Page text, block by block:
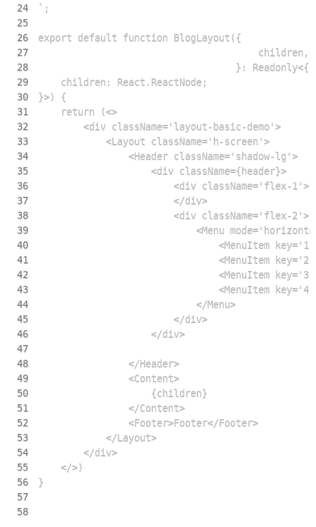
24
25
26
27
28
29
30
31
    return (<>
32
        <div className='layout-basic-demo'>
33
            <Layout className='h-screen'>
34
                <Header className='shadow-lg'>
35
                    <div className={header}>
36
                        <div className='flex-1'>
37
                        </div>
38
                        <div className='flex-2'>
39
40
41
42
43
44
                            </Menu>
45
                        </div>
46
                    </div>
47
48
                </Header>
49
                <Content>
50
51
                </Content>
52
                <Footer>Footer</Footer>
53
            </Layout>
54
        </div>
55
56
57
58